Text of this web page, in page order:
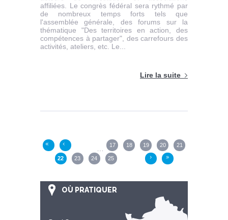
affiliées. Le congrès fédéral sera rythmé par
de nombreux temps forts tels que
l'assemblée générale, des forums sur la
thématique "Des territoires en action, des
compétences à partager", des carrefours des
activités, ateliers, etc. Le...
Lire la suite
« ‹ … 17 18 19 20 21
22 23 24 25 › »
OÙ PRATIQUER